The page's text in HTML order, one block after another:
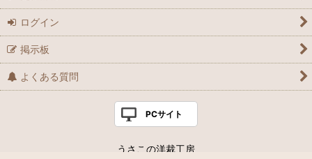
ログイン
掲示板
よくある質問
PCサイト
うさこの洋裁工房